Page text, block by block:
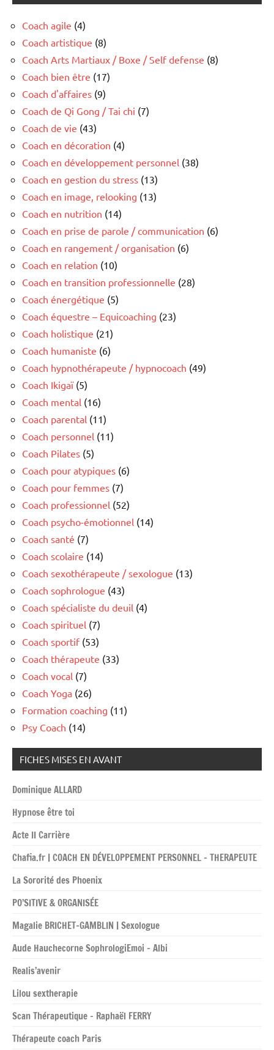
Coach agile (4)
Coach artistique (8)
Coach Arts Martiaux / Boxe / Self defense (8)
Coach bien être (17)
Coach d'affaires (9)
Coach de Qi Gong / Tai chi (7)
Coach de vie (43)
Coach en décoration (4)
Coach en développement personnel (38)
Coach en gestion du stress (13)
Coach en image, relooking (13)
Coach en nutrition (14)
Coach en prise de parole / communication (6)
Coach en rangement / organisation (6)
Coach en relation (10)
Coach en transition professionnelle (28)
Coach énergétique (5)
Coach équestre – Equicoaching (23)
Coach holistique (21)
Coach humaniste (6)
Coach hypnothérapeute / hypnocoach (49)
Coach Ikigaï(5)
Coach mental (16)
Coach parental (11)
Coach personnel (11)
Coach Pilates (5)
Coach pour atypiques (6)
Coach pour femmes (7)
Coach professionnel (52)
Coach psycho-émotionnel (14)
Coach santé (7)
Coach scolaire (14)
Coach sexothérapeute / sexologue (13)
Coach sophrologue (43)
Coach spécialiste du deuil (4)
Coach spirituel (7)
Coach sportif(53)
Coach thérapeute (33)
Coach vocal (7)
Coach Yoga (26)
Formation coaching (11)
Psy Coach (14)
FICHES MISES EN AVANT
Dominique ALLARD
Hypnose être toi
Acte II Carrière
Chafia.fr | COACH EN DÉVELOPPEMENT PERSONNEL – THERAPEUTE
La Sororité des Phoenix
PO’SITIVE & ORGANISÉE
Magalie BRICHET-GAMBLIN | Sexologue
Aude Hauchecorne SophrologiEmoi – Albi
Realis’avenir
Lilou sextherapie
Scan Thérapeutique – Raphaël FERRY
Thérapeute coach Paris